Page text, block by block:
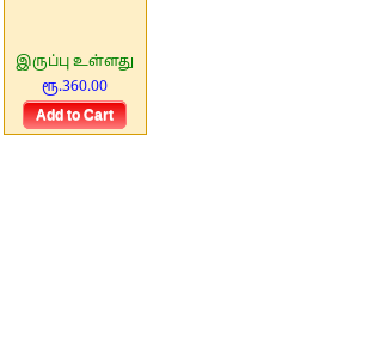
இருப்பு உள்ளது
ரூ.360.00